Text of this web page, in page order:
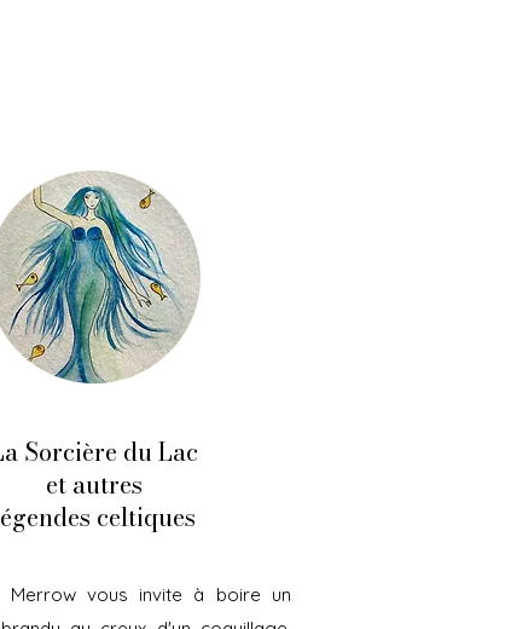
Sorcière du Lac
et autres
celtiques
Merrow vous invite à boire un